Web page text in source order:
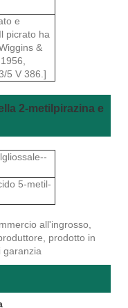
e
picrato ha
&
5 V 386.]
2-metilpirazina e
5-metil-
all'ingrosso,
prodotto in
garanzia